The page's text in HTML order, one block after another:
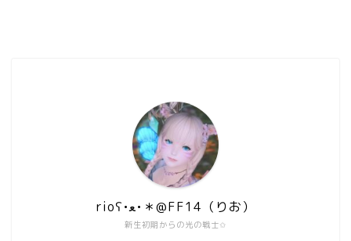
新生初期からの光の戦士✩
rioʕ•ﻌ•＊@FF14（りお）